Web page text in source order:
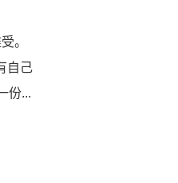
。
自己
份...